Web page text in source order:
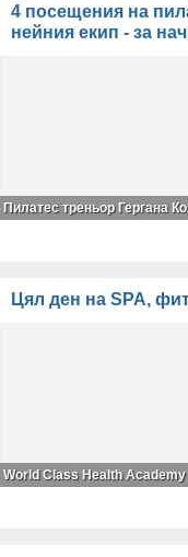
4 посещения на
нейния екип - за
Пилатес треньор Гергана
Цял ден на SPA,
World Class Health Academy